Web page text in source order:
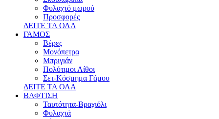
Φυλαχτό μωρού
Προσφορές
ΔΕΙΤΕ ΤΑ ΟΛΑ
ΓΑΜΟΣ
Βέρες
Μονόπετρα
Μπριγιάν
Πολύτιμοι Λίθοι
Σετ-Κόσμημα Γάμου
ΔΕΙΤΕ ΤΑ ΟΛΑ
ΒΑΦΤΙΣΗ
Ταυτότητα-Βραχιόλι
Φυλαχτά